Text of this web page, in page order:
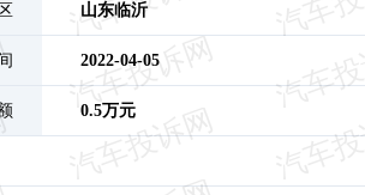
山东临沂
2022-04-05
0.5万元